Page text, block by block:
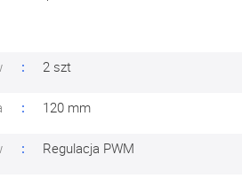
2 szt
120 mm
Regulacja PWM